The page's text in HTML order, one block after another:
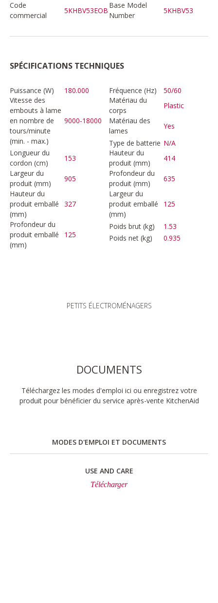
Code
commercial
5KHBV53EOB
Base Model
Number
5KHBV53
SPÉCIFICATIONS TECHNIQUES
Puissance (W) 180.000 Fréquence (Hz)
50/60
Vitesse des
embouts à lame
en nombre de
tours/minute
(min. - max.)
9000-18000
Matériau du
corps
Plastic
Matériau des
lames
Yes
Type de batterie N/A
Longueur du
cordon (cm)
153
Hauteur du
produit (mm)
414
Largeur du
produit (mm)
905
Profondeur du
produit (mm)
635
Hauteur du
produit emballé
(mm)
327
Largeur du
produit emballé
(mm)
125
Profondeur du
produit emballé
(mm)
125
Poids brut (kg)
1.53
Poids net (kg)
0.935
PETITS ÉLECTROMÉNAGERS
DOCUMENTS
Téléchargez les modes d'emploi ici ou enregistrez votre
produit pour bénéficier du service après-vente KitchenAid
MODES D'EMPLOI ET DOCUMENTS
USE AND CARE
Télécharger